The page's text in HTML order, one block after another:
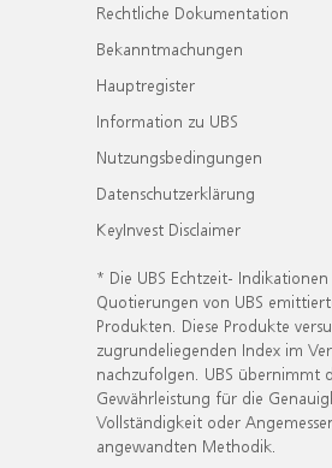
Rechtliche Dokumentation
Bekanntmachungen
Hauptregister
Information zu UBS
Nutzungsbedingungen
Datenschutzerklärung
KeyInvest Disclaimer
* Die UBS Echtzeit-
Quotierungen von UBS
Produkten. Diese Produkte
zugrundeliegenden Index im
nachzufolgen. UBS übernimmt
Gewährleistung für die
Vollständigkeit oder
angewandten Methodik.